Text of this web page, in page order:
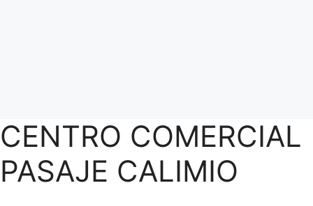
CENTRO COMERCIAL
PASAJE CALIMIO